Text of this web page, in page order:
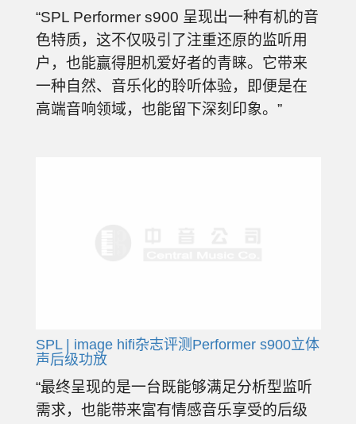
“SPL Performer s900 呈现出一种有机的音
色特质，这不仅吸引了注重还原的监听用
户，也能赢得胆机爱好者的青睐。它带来
一种自然、音乐化的聆听体验，即便是在
高端音响领域，也能留下深刻印象。”
SPL | image hifi杂志评测Performer s900立体
声后级功放
“最终呈现的是一台既能够满足分析型监听
需求，也能带来富有情感音乐享受的后级